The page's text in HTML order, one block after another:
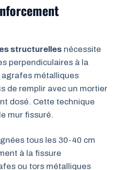
structurelles nécessite
perpendiculaires à la
agrafes métalliques
de remplir avec un mortier
dosé. Cette technique
mur fissuré.
tous les 30-40 cm
à la fissure
ou tors métalliques